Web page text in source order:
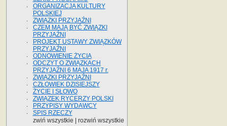
ORGANIZACJA KULTURY
POLSKIEJ
ZWIĄZKI PRZYJAŹNI
CZEM MAJĄ BYĆ ZWIĄZKI
PRZYJAŹNI
PROJEKT USTAWY ZWIĄZKÓW
PRZYJAŹNI
ODNOWIENIE ŻYCIA
ODCZYT O ZWIĄZKACH
PRZYJAŹNI 6 MAJA 1917 r.
ZWIĄZKI PRZYJAŹNI
CZŁOWIEK DZISIEJSZY
ŻYCIE I SŁOWO
ZWIĄZEK RYCERZY POLSKI
PRZYPISY WYDAWCY
SPIS RZECZY
zwiń wszystkie
rozwiń wszystkie